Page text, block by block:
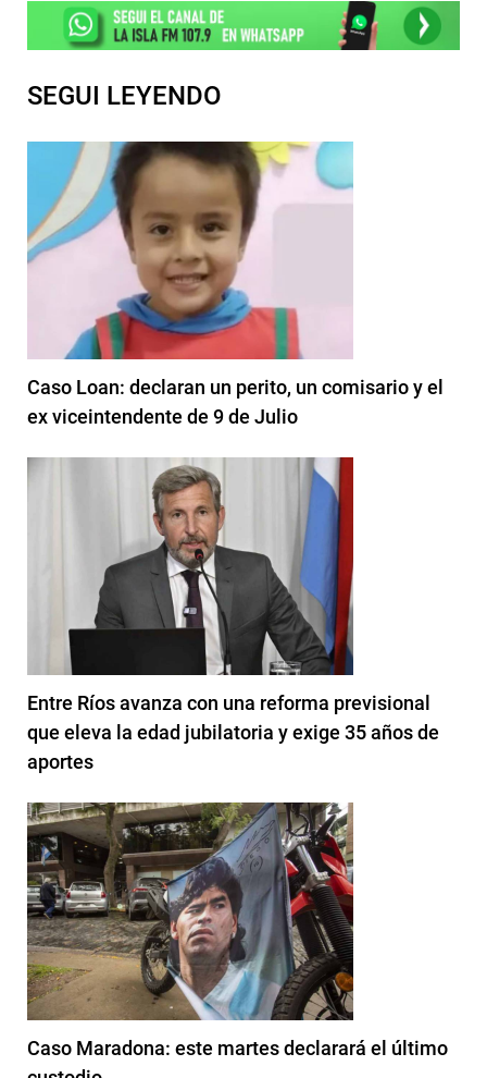
SEGUI LEYENDO
Caso Loan: declaran un perito, un comisario y el
ex viceintendente de 9 de Julio
Entre Ríos avanza con una reforma previsional
que eleva la edad jubilatoria y exige 35 años de
aportes
Caso Maradona: este martes declarará el último